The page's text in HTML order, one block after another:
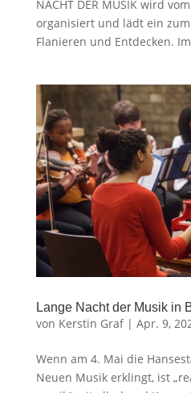
NACHT DER MUSIK wird
organisiert und lädt ein
Flanieren und Entdecken.
Lange Nacht der Musik in
von Kerstin Graf| Apr. 9,
Wenn am 4. Mai die
Neuen Musik erklingt, ist